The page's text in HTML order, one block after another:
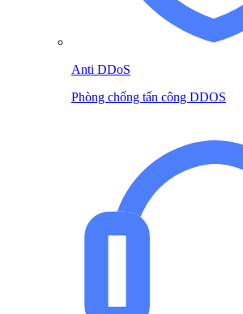
Anti DDoS
Phòng chống tấn công DDOS